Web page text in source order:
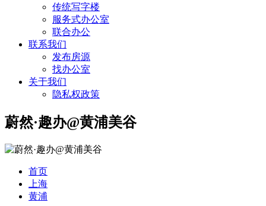
传统写字楼
服务式办公室
联合办公
联系我们
发布房源
找办公室
关于我们
隐私权政策
蔚然·趣办@黄浦美谷
首页
上海
黄浦